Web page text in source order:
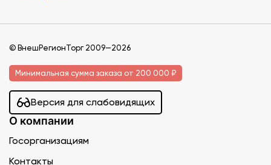
© ВнешРегионТорг 2009—2026
Минимальная сумма заказа от 200 000 ₽
Версия для слабовидящих
О компании
Госорганизациям
Контакты